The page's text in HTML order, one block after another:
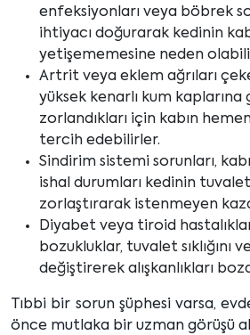
enfeksiyonları veya böbrek
ihtiyacı doğurarak kedinin
yetişememesine neden
Artrit veya eklem ağrıları
yüksek kenarlı kum kaplarına
zorlandıkları için kabın hemen
tercih edebilirler.
Sindirim sistemi sorunları,
ishal durumları kedinin
zorlaştırarak istenmeyen
Diyabet veya tiroid
bozukluklar, tuvalet sıklığını
değiştirerek alışkanlıkları
Tıbbi bir sorun şüphesi varsa,
önce mutlaka bir uzman görüşü